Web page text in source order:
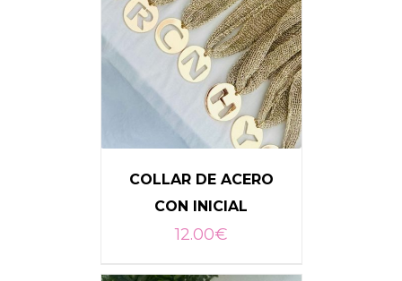
COLLAR DE ACERO
CON INICIAL
12.00€